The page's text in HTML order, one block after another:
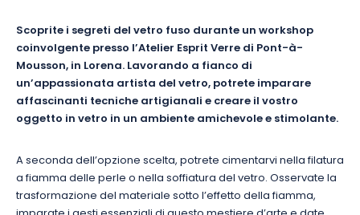
Scoprite i segreti del vetro fuso durante un workshop
coinvolgente presso l’Atelier Esprit Verre di Pont-à-
Mousson, in Lorena. Lavorando a fianco di
un’appassionata artista del vetro, potrete imparare
affascinanti tecniche artigianali e creare il vostro
oggetto in vetro in un ambiente amichevole e stimolante.
A seconda dell’opzione scelta, potrete cimentarvi nella filatura
a fiamma delle perle o nella soffiatura del vetro. Osservate la
trasformazione del materiale sotto l’effetto della fiamma,